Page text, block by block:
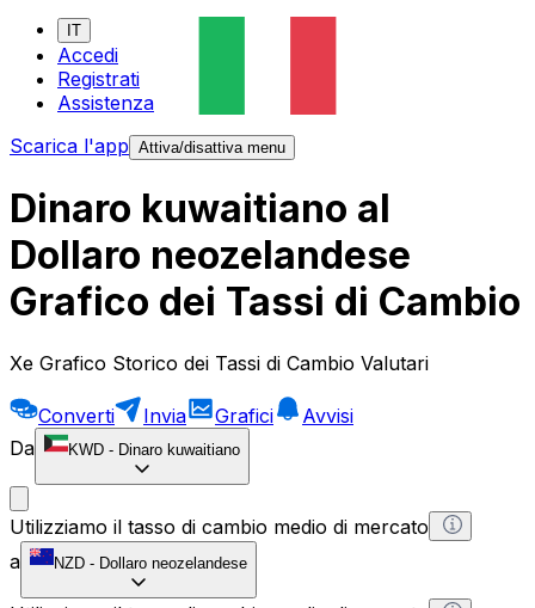
IT
Accedi
Registrati
Assistenza
Scarica l'app Attiva/disattiva menu
Dinaro kuwaitiano al
Dollaro neozelandese
Grafico dei Tassi di Cambio
Xe Grafico Storico dei Tassi di Cambio Valutari
Converti Invia Grafici
Avvisi
Da
KWD - Dinaro kuwaitiano
Utilizziamo il tasso di cambio medio di mercato
a
NZD - Dollaro neozelandese